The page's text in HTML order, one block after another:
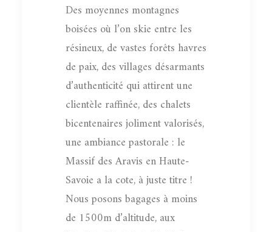
Des moyennes montagnes
boisées où l’on skie entre les
résineux, de vastes forêts havres
de paix, des villages désarmants
d’authenticité qui attirent une
clientèle raffinée, des chalets
bicentenaires joliment valorisés,
une ambiance pastorale : le
Massif des Aravis en Haute-
Savoie a la cote, à juste titre !
Nous posons bagages à moins
de 1500m d’altitude, aux